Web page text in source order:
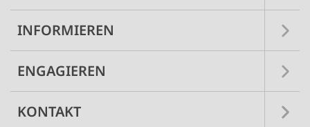
INFORMIEREN
ENGAGIEREN
KONTAKT